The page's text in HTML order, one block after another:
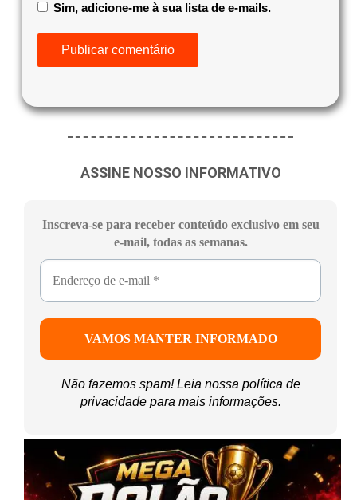
Sim, adicione-me à sua lista de e-mails.
ASSINE NOSSO INFORMATIVO
Inscreva-se para receber conteúdo exclusivo em seu
e-mail, todas as semanas.
Não fazemos spam! Leia nossa política de
privacidadepara mais informações.